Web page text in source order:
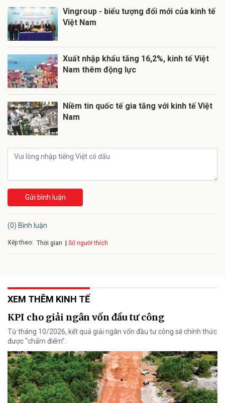
Vingroup - biểu tượng đổi mới của kinh tế
Việt Nam
Xuất nhập khẩu tăng 16,2%, kinh tế Việt
Nam thêm động lực
Niềm tin quốc tế gia tăng với kinh tế Việt
Nam
Gửi bình luận
(0) Bình luận
Xếp theo: Thời gian Số người thích
XEM THÊM KINH TẾ
KPI cho giải ngân vốn đầu tư công
Từ tháng 10/2026, kết quả giải ngân vốn đầu tư công sẽ chính thức
được “chấm điểm”.